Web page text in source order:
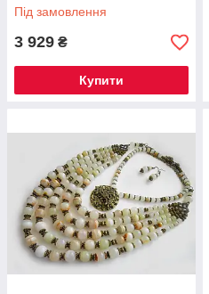
Під замовлення
3 929 ₴
Купити